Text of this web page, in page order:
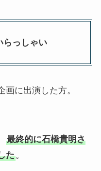
らっしゃい
画に出演した方。
最終的に石橋貴明さ
た。